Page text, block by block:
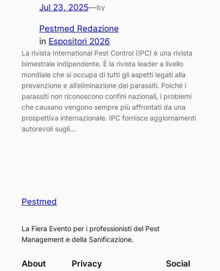
Jul 23, 2025—by
Pestmed Redazione
in Espositori 2026
La rivista International Pest Control (IPC) è una rivista
bimestrale indipendente. È la rivista leader a livello
mondiale che si occupa di tutti gli aspetti legati alla
prevenzione e all’eliminazione dei parassiti. Poiché i
parassiti non riconoscono confini nazionali, i problemi
che causano vengono sempre più affrontati da una
prospettiva internazionale. IPC fornisce aggiornamenti
autorevoli sugli…
Pestmed
La Fiera Evento per i professionisti del Pest
Management e della Sanificazione.
About Privacy Social